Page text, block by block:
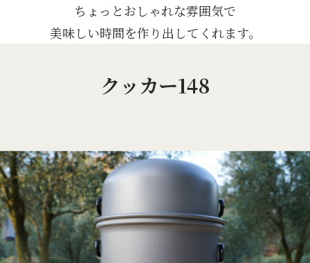
ちょっとおしゃれな雰囲気で
美味しい時間を作り出してくれます。
クッカー148